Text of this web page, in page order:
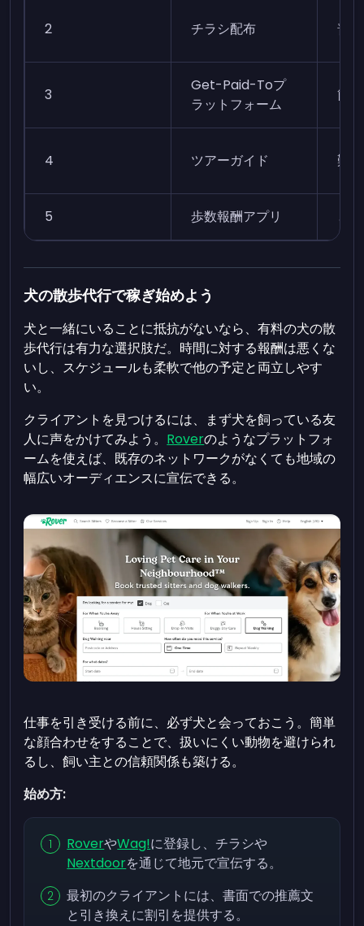
2 チラシ配布 普通
3
Get-Paid-Toプ
ラットフォーム
簡単
4 ツアーガイド 難
5 歩数報酬アプリ と
犬の散歩代行で稼ぎ始めよう
犬と一緒にいることに抵抗がないなら、有料の犬の散
歩代行は有力な選択肢だ。時間に対する報酬は悪くな
いし、スケジュールも柔軟で他の予定と両立しやす
い。
クライアントを見つけるには、まず犬を飼っている友
人に声をかけてみよう。 Roverのようなプラットフォ
ームを使えば、既存のネットワークがなくても地域の
幅広いオーディエンスに宣伝できる。
仕事を引き受ける前に、必ず犬と会っておこう。簡単
な顔合わせをすることで、扱いにくい動物を避けられ
るし、飼い主との信頼関係も築ける。
始め方:
RoverやWag!に登録し、チラシや
Nextdoorを通じて地元で宣伝する。
最初のクライアントには、書面での推薦文
と引き換えに割引を提供する。